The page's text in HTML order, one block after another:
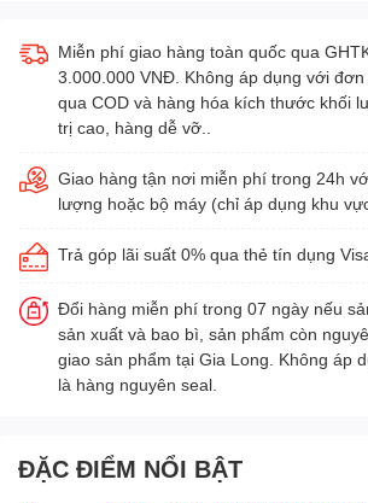
Miễn phí giao hàng toàn quốc qua
3.000.000 VNĐ. Không áp dụng với
qua COD và hàng hóa kích thước khối
trị cao, hàng dễ vỡ..
Giao hàng tận nơi miễn phí trong 24h
lượng hoặc bộ máy (chỉ áp dụng khu
Trả góp lãi suất 0% qua thẻ tín dụng
Đổi hàng miễn phí trong 07 ngày nếu
sản xuất và bao bì, sản phẩm còn
giao sản phẩm tại Gia Long. Không áp
là hàng nguyên seal.
ĐẶC ĐIỂM NỔI BẬT